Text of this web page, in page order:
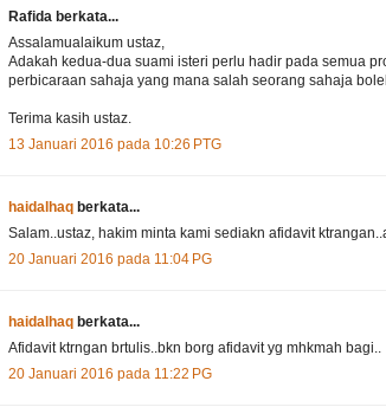
Rafida berkata...
Assalamualaikum ustaz,
Adakah kedua-dua suami isteri perlu hadir pada semua
perbicaraan sahaja yang mana salah seorang sahaja
Terima kasih ustaz.
13 Januari 2016 pada 10:26 PTG
haidalhaq berkata...
Salam..ustaz, hakim minta kami sediakn afidavit
20 Januari 2016 pada 11:04 PG
haidalhaq berkata...
Afidavit ktrngan brtulis..bkn borg afidavit yg mhkmah bagi..
20 Januari 2016 pada 11:22 PG